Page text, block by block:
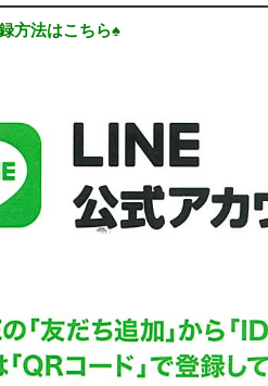
方法はこちら♠